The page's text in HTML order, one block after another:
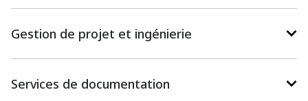
Gestion de projet et ingénierie
Services de documentation